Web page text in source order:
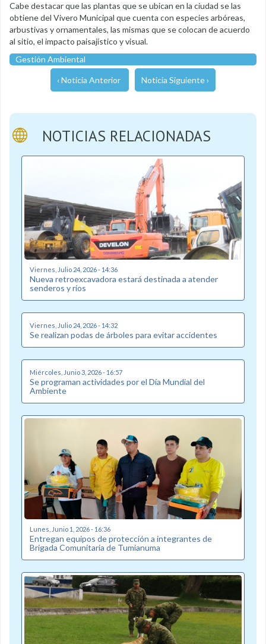
Cabe destacar que las plantas que se ubican en la ciudad se las
obtiene del Vivero Municipal que cuenta con especies arbóreas,
arbustivas y ornamentales, las mismas que se colocan de acuerdo
al sitio, el impacto paisajístico y visual.
Gestión Ambiental
‹ Noticia Anterior Noticia Siguiente ›
NOTICIAS RELACIONADAS
Viernes, Julio 24, 2026 - 14:36
Nueva retroexcavadora estará destinada a atender
senderos y ríos
Viernes, Julio 24, 2026 - 14:32
Se realizan podas de árboles para evitar accidentes
Miércoles, Junio 3, 2026 - 16:57
Se programan actividades por el Día Mundial del
Ambiente
Lunes, Junio 1, 2026 - 16:36
Entregan equipos de protección a integrantes de
Brigada Comunitaria de Tumianuma